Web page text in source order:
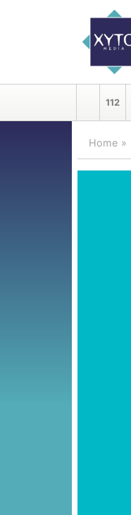
112
Home